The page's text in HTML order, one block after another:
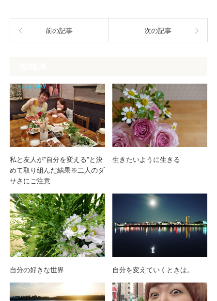
前の記事 次の記事
私と友人が”自分を変える”と決
めて取り組んだ結果※二人のダ
サさにご注意
生きたいように生きる
自分の好きな世界 自分を変えていくときは。